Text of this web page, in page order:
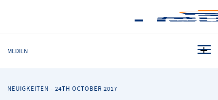
MEDIEN
NEUIGKEITEN - 24TH OCTOBER 2017